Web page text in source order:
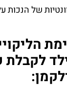
של הנכות